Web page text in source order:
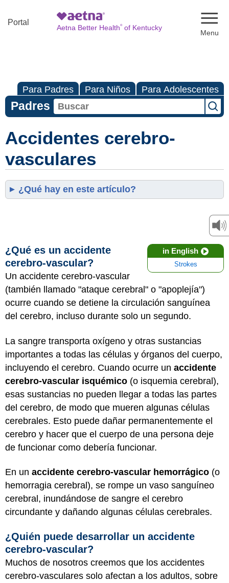
Portal
Aetna Better Health®of Kentucky
Para Padres Para Niños Para Adolescentes
Padres
Accidentes cerebro-
vasculares
¿Qué hay en este artículo?
in English
Strokes
¿Qué es un accidente
cerebro-vascular?
Un accidente cerebro-vascular
(también llamado "ataque cerebral" o "apoplejía")
ocurre cuando se detiene la circulación sanguínea
del cerebro, incluso durante solo un segundo.
La sangre transporta oxígeno y otras sustancias
importantes a todas las células y órganos del cuerpo,
incluyendo el cerebro. Cuando ocurre un accidente
cerebro-vascular isquémico (o isquemia cerebral),
esas sustancias no pueden llegar a todas las partes
del cerebro, de modo que mueren algunas células
cerebrales. Esto puede dañar permanentemente el
cerebro y hacer que el cuerpo de una persona deje
de funcionar como debería funcionar.
En un accidente cerebro-vascular hemorrágico (o
hemorragia cerebral), se rompe un vaso sanguíneo
cerebral, inundándose de sangre el cerebro
circundante y dañando algunas células cerebrales.
¿Quién puede desarrollar un accidente
cerebro-vascular?
Muchos de nosotros creemos que los accidentes
cerebro-vasculares solo afectan a los adultos, sobre